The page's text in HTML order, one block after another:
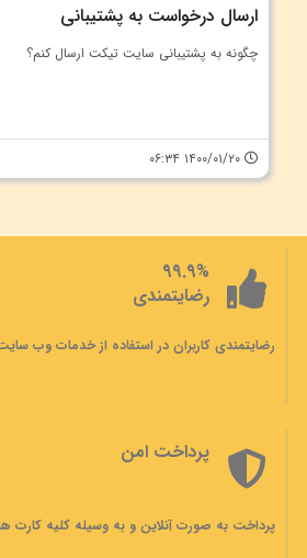
ارسال درخواست به پشتیبانی
چگونه به پشتیبانی سایت تیکت ارسال کنم؟
99.9%
رضایتمندی
رضایتمندی کاربران در استفاده از خدمات وب
پرداخت امن
پرداخت به صورت آنلاین و به وسیله کلیه